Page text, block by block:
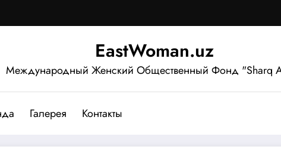
EastWoman.uz
Международный Женский Общественный Фонд "Sharq
Галерея Контакты